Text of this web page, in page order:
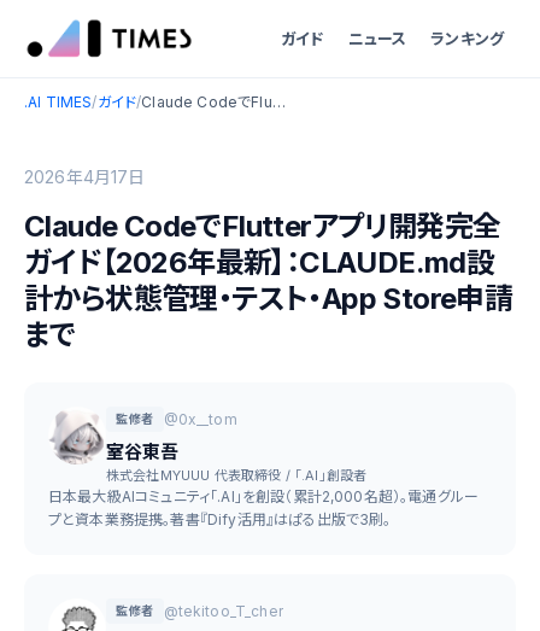
ガイド ニュース ランキング
.AI TIMES/ガイド/ Claude CodeでFlutterアプリ開発完全ガイド【2026年最新】：CLAUDE.md設計から状態管理・テスト・App Store申請まで
2026年4月17日
Claude CodeでFlutterアプリ開発完全
ガイド【2026年最新】：CLAUDE.md設
計から状態管理・テスト・App Store申請
まで
監修者 @0x__tom
室谷東吾
株式会社MYUUU 代表取締役 / 「.AI」創設者
日本最大級AIコミュニティ「.AI」を創設（累計2,000名超）。電通グルー
プと資本業務提携。著書『Dify活用』はぱる出版で3刷。
監修者 @tekitoo_T_cher